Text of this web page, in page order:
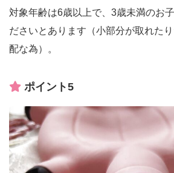
対象年齢は6歳以上で、3歳未満のお
ださいとあります（小部分が取れた
配な為）。
ポイント5